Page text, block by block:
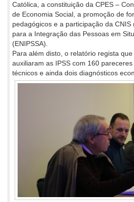
Católica, a constituição da CPES –
de Economia Social, a promoção de
pedagógicos e a participação da
para a Integração das Pessoas em
(ENIPSSA).
Para além disto, o relatório regista
auxiliaram as IPSS com 160
técnicos e ainda dois diagnósticos